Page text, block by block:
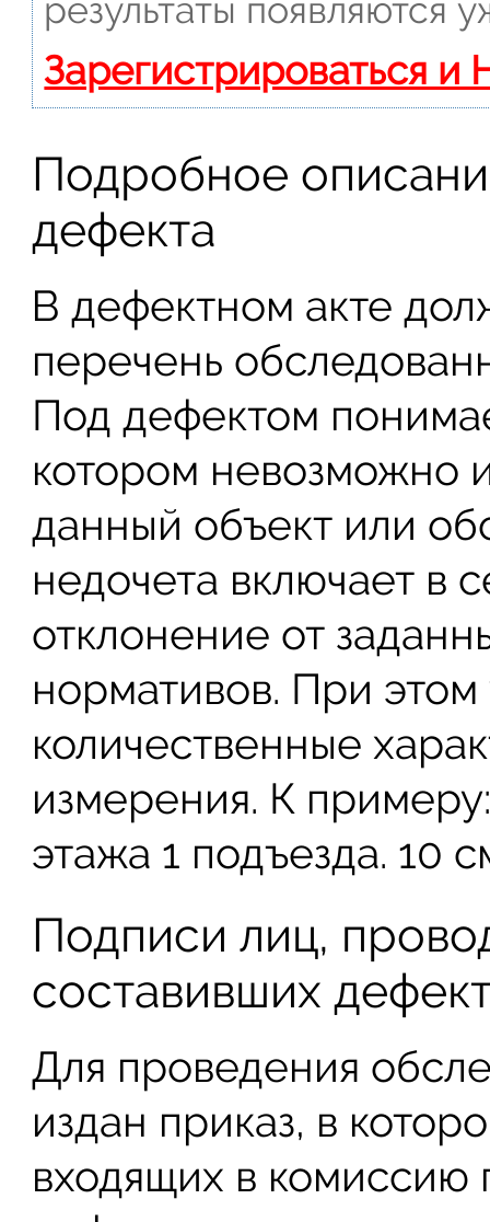
результаты появляются
Зарегистрироваться и
Подробное
дефекта
В дефектном акте
перечень
Под дефектом
котором невозможно
данный объект или
недочета включает в
отклонение от
нормативов. При этом
количественные
измерения. К
этажа 1 подъезда. 10
Подписи лиц,
составивших
Для проведения
издан приказ, в
входящих в